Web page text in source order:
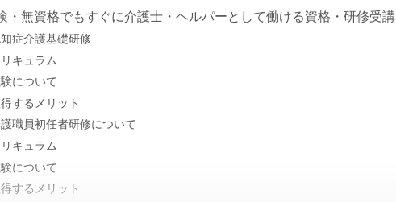
・無資格でもすぐに介護士・ヘルパーとして働ける資格・研修受講
症介護基礎研修
キュラム
について
するメリット
職員初任者研修について
キュラム
について
するメリット